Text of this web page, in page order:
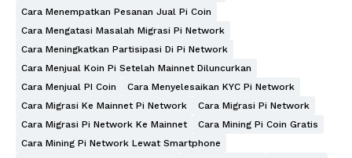
Cara Menempatkan Pesanan Jual Pi Coin
Cara Mengatasi Masalah Migrasi Pi Network
Cara Meningkatkan Partisipasi Di Pi Network
Cara Menjual Koin Pi Setelah Mainnet Diluncurkan
Cara Menjual PI Coin
Cara Menyelesaikan KYC Pi Network
Cara Migrasi Ke Mainnet Pi Network
Cara Migrasi Pi Network
Cara Migrasi Pi Network Ke Mainnet
Cara Mining Pi Coin Gratis
Cara Mining Pi Network Lewat Smartphone